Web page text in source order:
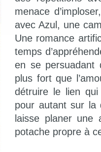
menace
avec Azul, une
Une romance
temps
en se persuadant
plus fort que
détruire le lien qui
pour autant sur la
laisse planer une
potache propre à